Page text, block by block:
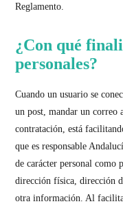
Reglamento.
¿Con qué
personales?
Cuando un usuario se
un post, mandar un correo
contratación, está
que es responsable
de carácter personal como
dirección física, dirección
otra información. Al